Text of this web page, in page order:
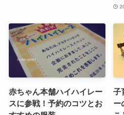
赤ちゃん本舗ハイハイレー
スに参戦！予約のコツとお
子
ー